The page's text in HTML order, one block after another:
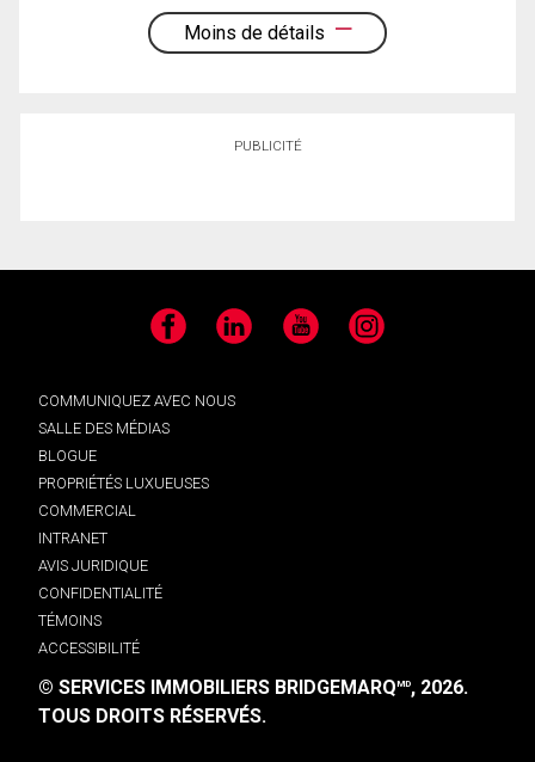
Moins de détails
PUBLICITÉ
Facebook LinkedIn YouTube Instagram
COMMUNIQUEZ AVEC NOUS
SALLE DES MÉDIAS
BLOGUE
PROPRIÉTÉS LUXUEUSES
COMMERCIAL
INTRANET
AVIS JURIDIQUE
CONFIDENTIALITÉ
TÉMOINS
ACCESSIBILITÉ
© SERVICES IMMOBILIERS BRIDGEMARQMD, 2026.
TOUS DROITS RÉSERVÉS.